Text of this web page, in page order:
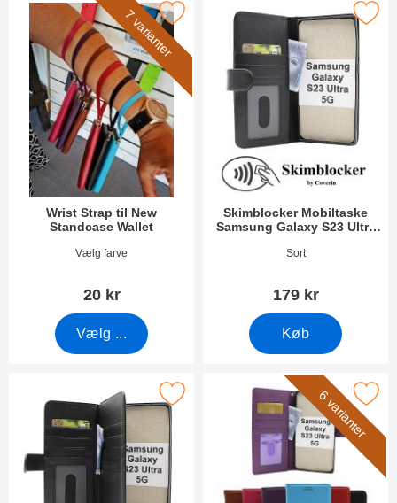
7 varianter
Wrist Strap til New
Standcase Wallet
Varenr 40789Vælg farve
20 kr
Vælg ...
wrist Strap til New Standcase Wallet som favorit
Skimblocker Mobiltaske
Samsung Galaxy S23 Ultra
Varenr 47583Sort
179 kr
Køb
Marker skimblocker Mobiltaske Samsung
XL Wallet Samsung Galaxy S23 Ultra 5G som favorit
6 varianter
Marker new Standcase Wallet Samsung